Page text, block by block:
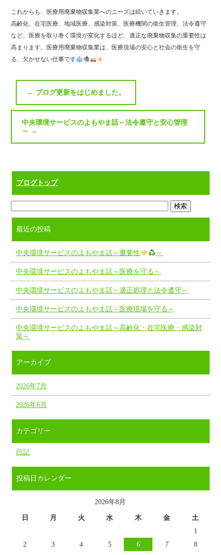
これからも、医療用廃棄物収集業へのニーズは続いていきます。
高齢化、在宅医療、地域医療、感染対策、医療機関の衛生管理、法令遵守
など、医療を取り巻く環境が変化するほど、適正な廃棄物収集の重要性は
高まります。医療用廃棄物収集業は、医療現場の安心と社会の衛生を守
る、欠かせない仕事です
← ブログ更新をはじめました。
中央環境サービスのよもやま話～法令遵守と安心管理
～ →
ブログトップ
最近の投稿
中央環境サービスのよもやま話～重要性 ～
中央環境サービスのよもやま話～医療を守る～
中央環境サービスのよもやま話～適正処理と法令遵守～
中央環境サービスのよもやま話～医療現場を守る～
中央環境サービスのよもやま話～高齢化・在宅医療・感染対
策～
アーカイブ
2026年7月
2026年6月
カテゴリー
日記
投稿日カレンダー
2026年8月
日 月 火 水 木 金
土
1
2
3 4 5 6 7
8